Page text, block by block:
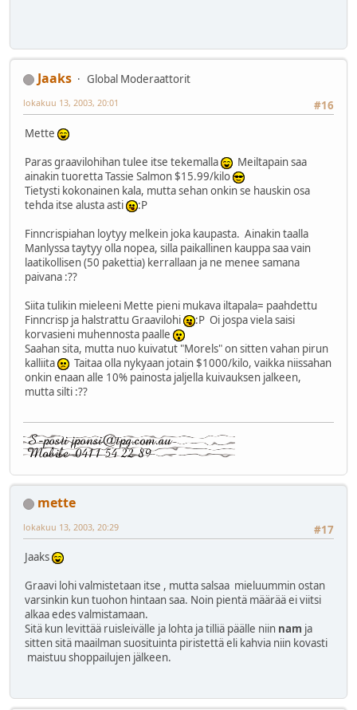
Jaaks
Global Moderaattorit
#16
lokakuu 13, 2003, 20:01
Mette
Paras graavilohihan tulee itse tekemalla
Meiltapain saa
ainakin tuoretta Tassie Salmon $15.99/kilo
Tietysti kokonainen kala, mutta sehan onkin se hauskin osa
tehda itse alusta asti
:P
Finncrispiahan loytyy melkein joka kaupasta. Ainakin taalla
Manlyssa taytyy olla nopea, silla paikallinen kauppa saa vain
laatikollisen (50 pakettia) kerrallaan ja ne menee samana
paivana :??
Siita tulikin mieleeni Mette pieni mukava iltapala= paahdettu
Finncrisp ja halstrattu Graavilohi
:P Oi jospa viela saisi
korvasieni muhennosta paalle
Saahan sita, mutta nuo kuivatut "Morels" on sitten vahan pirun
kalliita
Taitaa olla nykyaan jotain $1000/kilo, vaikka niissahan
onkin enaan alle 10% painosta jaljella kuivauksen jalkeen,
mutta silti :??
mette
#17
lokakuu 13, 2003, 20:29
Jaaks
Graavi lohi valmistetaan itse , mutta salsaa mieluummin ostan
varsinkin kun tuohon hintaan saa. Noin pientä määrää ei viitsi
alkaa edes valmistamaan.
Sitä kun levittää ruisleivälle ja lohta ja tilliä päälle niin nam ja
sitten sitä maailman suosituinta piristettä eli kahvia niin kovasti
maistuu shoppailujen jälkeen.